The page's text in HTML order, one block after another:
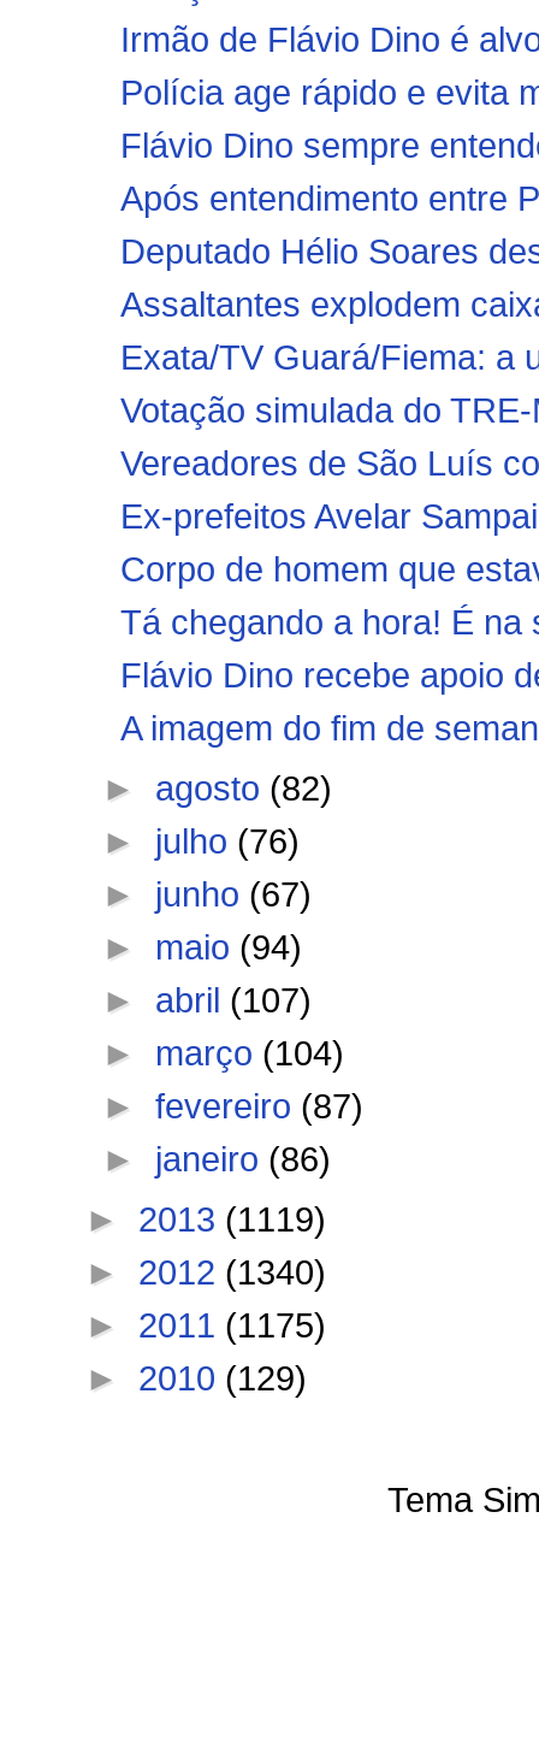
Irmão de Flávio Dino é
Polícia age rápido e evita
Flávio Dino sempre
Após entendimento entre
Deputado Hélio Soares
Assaltantes explodem
Exata/TV Guará/Fiema: a
Votação simulada do
Vereadores de São Luís
Ex-prefeitos Avelar
Corpo de homem que
Tá chegando a hora! É na
Flávio Dino recebe apoio
A imagem do fim de
► agosto (82)
► julho (76)
► junho (67)
► maio (94)
► abril (107)
► março (104)
►fevereiro (87)
► janeiro (86)
► 2013 (1119)
► 2012 (1340)
► 2011 (1175)
► 2010 (129)
Tema